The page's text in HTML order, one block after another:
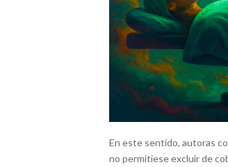
En este sentido, autoras
no permitiese excluir de